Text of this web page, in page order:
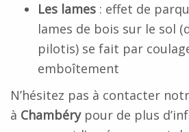
Les lames : effet de
lames de bois sur le sol
pilotis) se fait par
emboîtement
N’hésitez pas à contacter
à Chambérypour de plus